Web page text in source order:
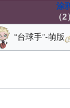
涂
（2）
“台球手”-萌版